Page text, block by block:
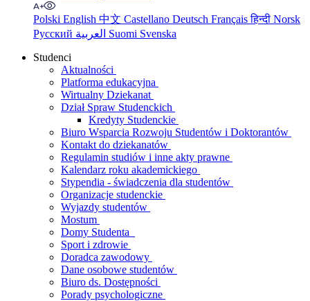
Polski English 中文 Castellano Deutsch Françaisहिन्दी Norsk
Русский
Suomi Svenska
Studenci
Aktualności
Platforma edukacyjna
Wirtualny Dziekanat
Dział Spraw Studenckich
Kredyty Studenckie
Biuro Wsparcia Rozwoju Studentów i Doktorantów
Kontakt do dziekanatów
Regulamin studiów i inne akty prawne
Kalendarz roku akademickiego
Stypendia - świadczenia dla studentów
Organizacje studenckie
Wyjazdy studentów
Mostum
Domy Studenta
Sport i zdrowie
Doradca zawodowy
Dane osobowe studentów
Biuro ds. Dostępności
Porady psychologiczne